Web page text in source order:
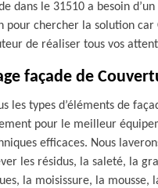
dans le 31510 a besoin
pour chercher la solution car
de réaliser tous vos
façade de
les types d’éléments de
pour le meilleur
efficaces. Nous
les résidus, la saleté, la
la moisissure, la mousse,